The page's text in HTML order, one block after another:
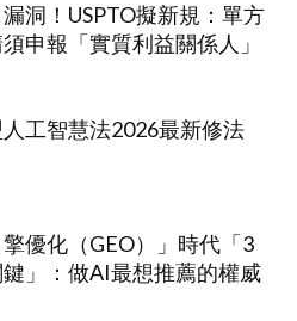
洞！USPTO擬新規：單方
申報「實質利益關係人」
工智慧法2026最新修法
優化（GEO）」時代「3
」：做AI最想推薦的權威